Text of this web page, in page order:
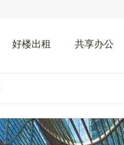
好楼出租 共享办公